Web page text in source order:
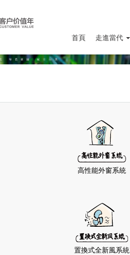
首頁 走進當代
高性能外窗系統
置換式全新風系統